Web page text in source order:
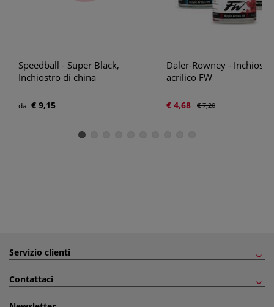
Speedball - Super Black,
Inchiostro di china
da € 9,15
Daler-Rowney -
acrilico FW
€ 4,68 € 7,20
Servizio clienti
Contattaci